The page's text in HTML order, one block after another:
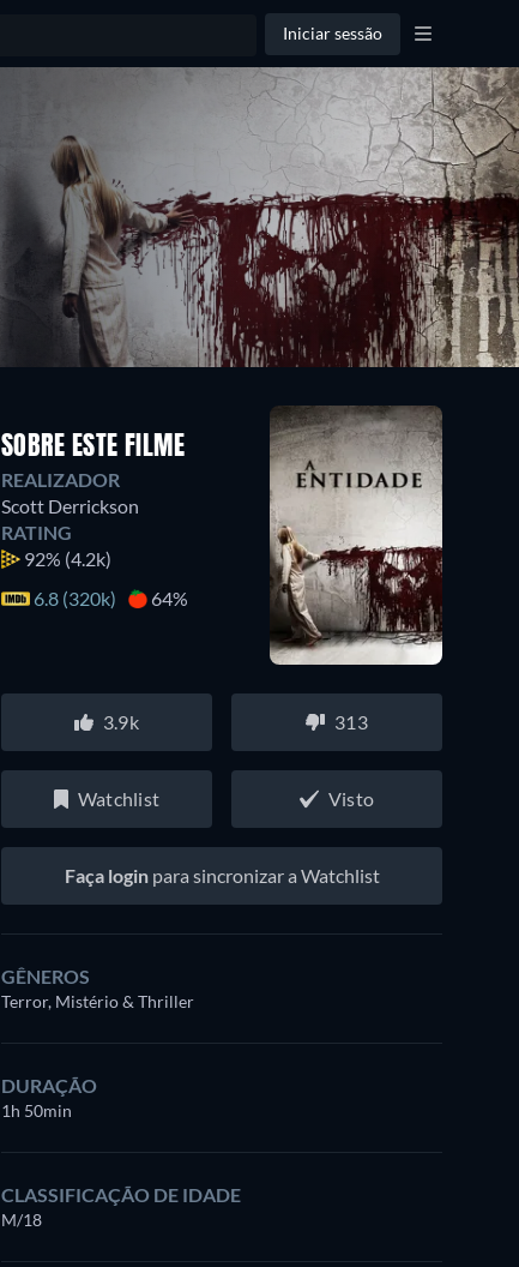
Iniciar sessão
SOBRE ESTE FILME
REALIZADOR
Scott Derrickson
RATING
92% (4.2k)
6.8 (320k)
64%
3.9k 313
Watchlist Visto
Faça loginpara sincronizar a Watchlist
GÊNEROS
Terror, Mistério & Thriller
DURAÇÃO
1h 50min
CLASSIFICAÇÃO DE IDADE
M/18